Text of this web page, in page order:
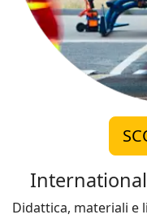
Didattica, materiali e